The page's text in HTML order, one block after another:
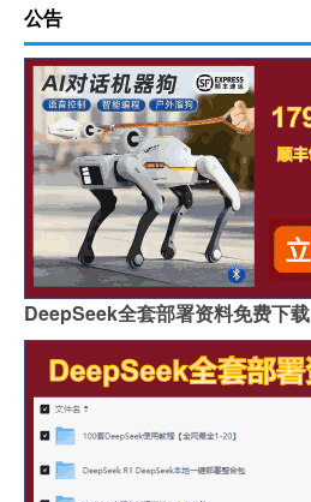
公告
DeepSeek全套部署资料免费下载